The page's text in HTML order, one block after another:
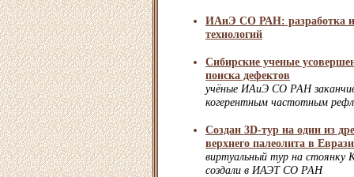
ИАиЭ СО РАН: разработка
технологий
Сибирские ученые
поиска дефектов
учёные ИАиЭ СО РАН
когерентным частотным
Создан 3D-тур на один из
верхнего палеолита в
виртуальный тур на стоянку
создали в ИАЭТ СО РАН